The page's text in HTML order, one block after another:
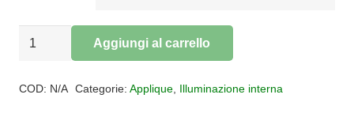
Applique
Aggiungi al carrello
COD: N/A Categorie: Applique, Illuminazione interna